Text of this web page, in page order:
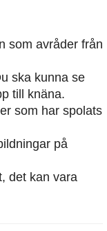
som avråder från
ska kunna se
till knäna.
som har spolats
på
det kan vara